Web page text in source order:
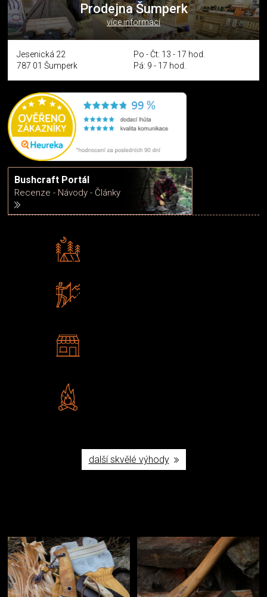
Prodejna Šumperk
více informací
Jesenická 22
787 01 Šumperk
Po - Čt: 13 - 17 hod.
Pá: 9 - 17 hod.
Bushcraft Portál
Recenze - Návody - Články
další skvělé výhody